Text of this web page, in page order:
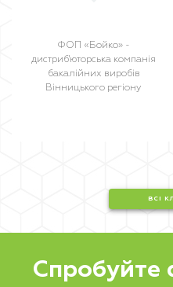
ФОП «Бойко» -
дистриб'юторська компанія
бакалійних виробів
Вінницького регіону
ВСІ
Спробуйте